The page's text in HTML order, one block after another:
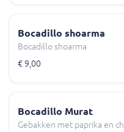
Bocadillo shoarma
Bocadillo shoarma
€ 9,00
Bocadillo Murat
Gebakken met paprika en